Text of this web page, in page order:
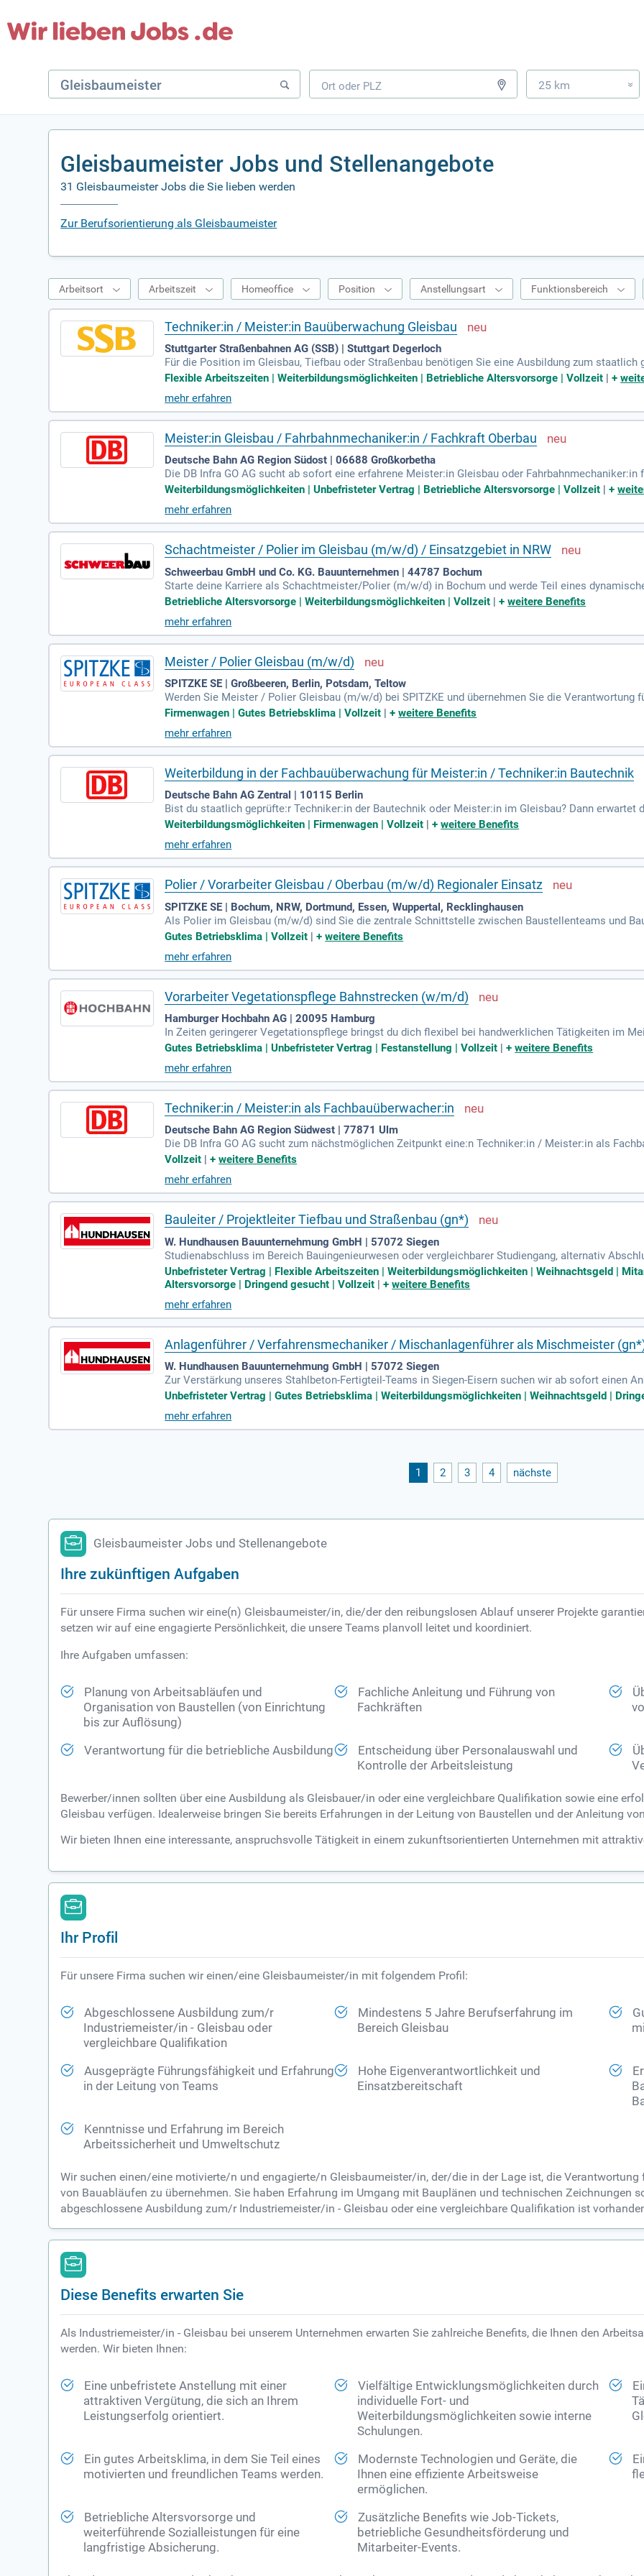
25 km »
Gleisbaumeister Jobs und Stellenangebote
31 Gleisbaumeister Jobs die Sie lieben werden
Zur Berufsorientierung als Gleisbaumeister
Arbeitsort Arbeitszeit Homeoffice Position Anstellungsart Funktionsbereich
Techniker:in / Meister:in Bauüberwachung Gleisbau
Stuttgarter Straßenbahnen AG (SSB) | Stuttgart Degerloch
Für die Position im Gleisbau, Tiefbau oder Straßenbau benötigen Sie eine Ausbildung zum staatlich
rnativ ist eine vergleichbare Qualifikation willkommen. Fundierte Kenntnisse in Bau- und
d erforderlich. Erfahrung mit Ausschreibungen und der Software iTWO ist von Vorteil. Ein sicherer
der Klasse B sind ebenfalls notwendig. Flexible Arbeitszeitgestaltung und umfassende
rmöglichen Ihnen eine individuellen Karriereentwicklung.
Flexible Arbeitszeiten | Weiterbildungsmöglichkeiten | Betriebliche Altersvorsorge | Vollzeit |+
mehr erfahren
Meister:in Gleisbau / Fahrbahnmechaniker:in / Fachkraft Oberbau
Deutsche Bahn AG Region Südost | 06688 Großkorbetha
Die DB Infra GO AG sucht ab sofort eine erfahrene Meister:in Gleisbau oder Fahrbahnmechaniker:in
hre Hauptaufgaben umfassen die fachgerechte Instandhaltung des Oberbaus, einschließlich
tandhaltungs-Team und begleiten wichtige Baumaßnahmen. Während des Winterdienstes und
aktiv. Teil der technischen Rufbereitschaft zu sein, gehört ebenfalls zu Ihren Aufgaben. Bewerben
Weiterbildungsmöglichkeiten | Unbefristeter Vertrag | Betriebliche Altersvorsorge | Vollzeit |+
mehr erfahren
Schachtmeister / Polier im Gleisbau (m/w/d) / Einsatzgebiet in NRW
Schweerbau GmbH und Co. KG. Bauunternehmen | 44787 Bochum
Starte deine Karriere als Schachtmeister/Polier (m/w/d) in Bochum und werde Teil eines
ehr neu und suchen engagierte Fachkräfte im Gleisbau. Deine Hauptaufgaben umfassen die
RW, wobei Sicherheit und Effizienz im Fokus stehen. Arbeite eng mit Bauleitern zusammen, um
gewährleisten. Wir erwarten mehrjährige Berufserfahrung im Gleisbau sowie die Bereitschaft,
und gestalte die Zukunft der Baubranche mit uns!
Betriebliche Altersvorsorge | Weiterbildungsmöglichkeiten | Vollzeit |+weitere Benefits
mehr erfahren
Meister / Polier Gleisbau (m/w/d)
SPITZKE SE | Großbeeren, Berlin, Potsdam, Teltow
Werden Sie Meister / Polier Gleisbau (m/w/d) bei SPITZKE und übernehmen Sie die Verantwortung
rastrukturbau! In dieser Schlüsselposition führen Sie Ihr Team, setzen moderne Gleisbautechnik ein
ssicherheit. Sie möchten sichtbare Ergebnisse erzielen und tragen aktiv zur Zukunft der
s sind Sie willkommen, wenn Sie Erfahrung im Gleisbau mitbringen. Nutzen Sie die Chance, in
Bewerben Sie sich jetzt und gestalten Sie die Mobilität von morgen mit uns!
Firmenwagen | Gutes Betriebsklima | Vollzeit |+weitere Benefits
mehr erfahren
Weiterbildung in der Fachbauüberwachung für Meister:in / Techniker:in Bautechnik
Deutsche Bahn AG Zentral | 10115 Berlin
Bist du staatlich geprüfte:r Techniker:in der Bautechnik oder Meister:in im Gleisbau? Dann
m Firmenwagen zur Privatnutzung nach Qualifizierung. Du arbeitest im Schicht- und
r Arbeit für die Sicherheit unserer Infrastruktur. Bei Herausforderungen behältst du den Überblick
s nach Plan läuft. Bewirb dich jetzt und starte deine Karriere!
Weiterbildungsmöglichkeiten | Firmenwagen | Vollzeit |+weitere Benefits
mehr erfahren
Polier / Vorarbeiter Gleisbau / Oberbau (m/w/d) Regionaler Einsatz
SPITZKE SE | Bochum, NRW, Dortmund, Essen, Wuppertal, Recklinghausen
Als Polier im Gleisbau (m/w/d) sind Sie die zentrale Schnittstelle zwischen Baustellenteams und
sition planen und überwachen Sie die sichere Umsetzung von Bauprojekten im Bereich Fahrweg.
et Ihnen die Möglichkeit, Ihre Expertise aktiv einzubringen. Sind Sie bereit für neue
für unser Kompetenzzentrum West!
Gutes Betriebsklima | Vollzeit |+weitere Benefits
mehr erfahren
Vorarbeiter Vegetationspflege Bahnstrecken (w/m/d)
Hamburger Hochbahn AG | 20095 Hamburg
In Zeiten geringerer Vegetationspflege bringst du dich flexibel bei handwerklichen Tätigkeiten im
ke ein.
Gutes Betriebsklima | Unbefristeter Vertrag | Festanstellung | Vollzeit |+weitere Benefits
mehr erfahren
Techniker:in / Meister:in als Fachbauüberwacher:in
Deutsche Bahn AG Region Südwest | 77871 Ulm
Die DB Infra GO AG sucht zum nächstmöglichen Zeitpunkt eine:n Techniker:in / Meister:in als
m. Du bist verantwortlich für die fachgerechte Durchführung von Instandhaltungsarbeiten an
n. In deiner Rolle übernimmst du die Sicherungsüberwachung und bist zuständig für den Einsatz
Ort, wobei du stets Qualität, Kosten und Termine im Blick behältst. Werde Teil eines innovativen
Vollzeit |+weitere Benefits
mehr erfahren
Bauleiter / Projektleiter Tiefbau und Straßenbau (gn*)
W. Hundhausen Bauunternehmung GmbH | 57072 Siegen
Studienabschluss im Bereich Bauingenieurwesen oder vergleichbarer Studiengang, alternativ
Polier mit entsprechender Berufserfahrung; Möglichst Berufserfahrung in einer vergleichbaren
Unbefristeter Vertrag | Flexible Arbeitszeiten | Weiterbildungsmöglichkeiten | Weihnachtsgeld |
Altersvorsorge | Dringend gesucht | Vollzeit |+weitere Benefits
mehr erfahren
Anlagenführer / Verfahrensmechaniker / Mischanlagenführer als Mischmeister
W. Hundhausen Bauunternehmung GmbH | 57072 Siegen
Zur Verstärkung unseres Stahlbeton-Fertigteil-Teams in Siegen-Eisern suchen wir ab sofort einen
smechaniker oder Mischanlagenführer als Mischmeister für unsere Betonmischanlage.
Unbefristeter Vertrag | Gutes Betriebsklima | Weiterbildungsmöglichkeiten | Weihnachtsgeld |
mehr erfahren
1 2 3 4 nächste
Gleisbaumeister Jobs und Stellenangebote
Ihre zukünftigen Aufgaben
Für unsere Firma suchen wir eine(n) Gleisbaumeister/in, die/der den reibungslosen Ablauf unserer Projekte
setzen wir auf eine engagierte Persönlichkeit, die unsere Teams planvoll leitet und koordiniert.
Ihre Aufgaben umfassen:
Planung von Arbeitsabläufen und
Organisation von Baustellen (von Einrichtung
bis zur Auflösung)
Fachliche Anleitung und Führung von
Fachkräften
Verantwortung für die betriebliche Ausbildung
Entscheidung über Personalauswahl und
Kontrolle der Arbeitsleistung
Bewerber/innen sollten über eine Ausbildung als Gleisbauer/in oder eine vergleichbare Qualifikation sowie eine
Gleisbau verfügen. Idealerweise bringen Sie bereits Erfahrungen in der Leitung von Baustellen und der Anleitung
Wir bieten Ihnen eine interessante, anspruchsvolle Tätigkeit in einem zukunftsorientierten Unternehmen mit
Ihr Profil
Für unsere Firma suchen wir einen/eine Gleisbaumeister/in mit folgendem Profil:
Abgeschlossene Ausbildung zum/r
Industriemeister/in - Gleisbau oder
vergleichbare Qualifikation
Mindestens 5 Jahre Berufserfahrung im
Bereich Gleisbau
Ausgeprägte Führungsfähigkeit und Erfahrung
in der Leitung von Teams
Hohe Eigenverantwortlichkeit und
Einsatzbereitschaft
Kenntnisse und Erfahrung im Bereich
Arbeitssicherheit und Umweltschutz
Wir suchen einen/eine motivierte/n und engagierte/n Gleisbaumeister/in, der/die in der Lage ist, die
von Bauabläufen zu übernehmen. Sie haben Erfahrung im Umgang mit Bauplänen und technischen Zeichnungen
abgeschlossene Ausbildung zum/r Industriemeister/in - Gleisbau oder eine vergleichbare Qualifikation ist
Diese Benefits erwarten Sie
Als Industriemeister/in - Gleisbau bei unserem Unternehmen erwarten Sie zahlreiche Benefits, die Ihnen den
werden. Wir bieten Ihnen:
Eine unbefristete Anstellung mit einer
attraktiven Vergütung, die sich an Ihrem
Leistungserfolg orientiert.
Vielfältige Entwicklungsmöglichkeiten durch
individuelle Fort- und
Weiterbildungsmöglichkeiten sowie interne
Schulungen.
Ein gutes Arbeitsklima, in dem Sie Teil eines
motivierten und freundlichen Teams werden.
Modernste Technologien und Geräte, die
Ihnen eine effiziente Arbeitsweise
ermöglichen.
Betriebliche Altersvorsorge und
weiterführende Sozialleistungen für eine
langfristige Absicherung.
Zusätzliche Benefits wie Job-Tickets,
betriebliche Gesundheitsförderung und
Mitarbeiter-Events.